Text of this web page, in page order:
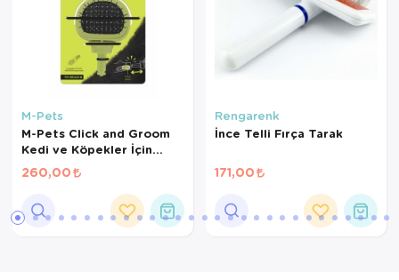
M-Pets
M-Pets Click and Groom
Kedi ve Köpekler İçin
Masaj Uçlu Fırça Yedek
Başlık 8x6,5x5cm
260,00
Rengarenk
İnce Telli Fırça Tarak
171,00